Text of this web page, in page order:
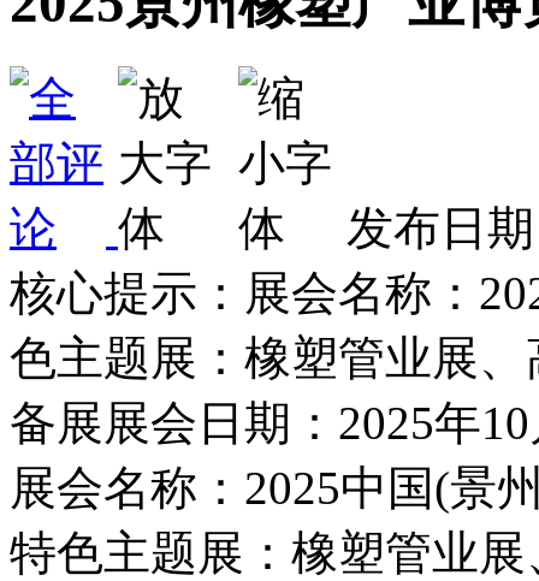
发布日
核心提示：展会名称：
色主题展：橡塑管业展
备展展会日期：2025年
展会名称：2025中国(景
特色主题展：橡塑管业